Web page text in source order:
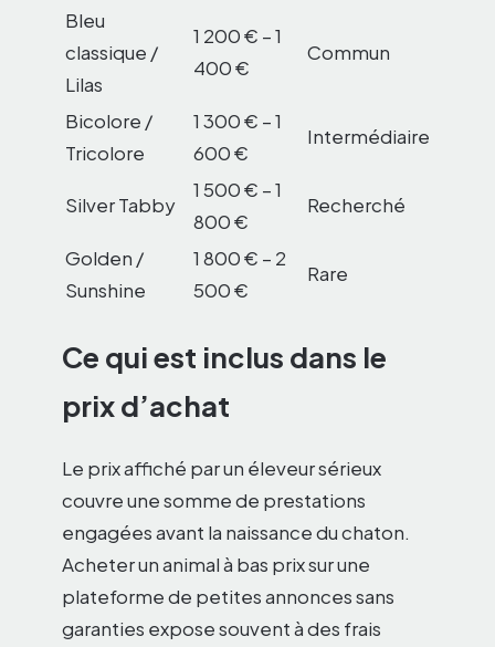
Bleu
classique /
Lilas
1 200 € – 1
400 €
Commun
Bicolore /
Tricolore
1 300 € – 1
600 €
Intermédiaire
Silver Tabby
1 500 € – 1
800 €
Recherché
Golden /
Sunshine
1 800 € – 2
500 €
Rare
Ce qui est inclus dans le
prix d’achat
Le prix affiché par un éleveur sérieux
couvre une somme de prestations
engagées avant la naissance du chaton.
Acheter un animal à bas prix sur une
plateforme de petites annonces sans
garanties expose souvent à des frais